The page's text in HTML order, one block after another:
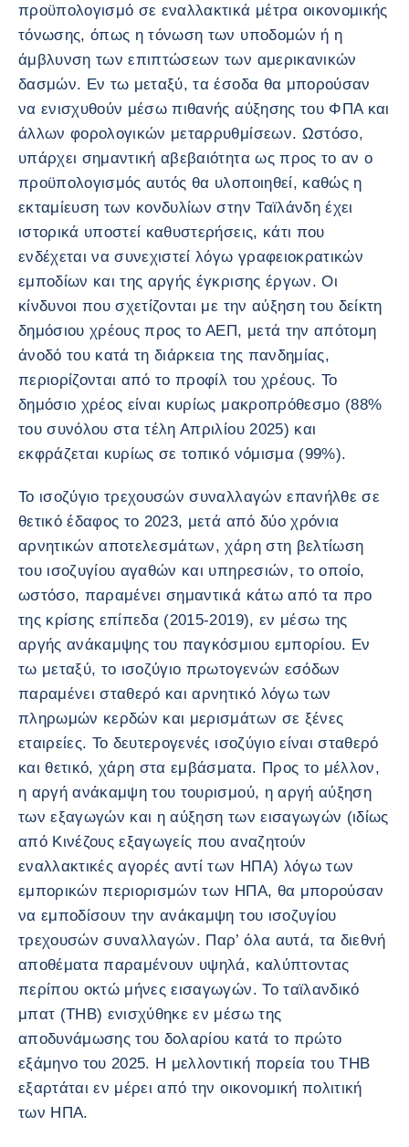
προϋπολογισμό σε εναλλακτικά μέτρα οικονομικής
τόνωσης, όπως η τόνωση των υποδομών ή η
άμβλυνση των επιπτώσεων των αμερικανικών
δασμών. Εν τω μεταξύ, τα έσοδα θα μπορούσαν
να ενισχυθούν μέσω πιθανής αύξησης του ΦΠΑ και
άλλων φορολογικών μεταρρυθμίσεων. Ωστόσο,
υπάρχει σημαντική αβεβαιότητα ως προς το αν ο
προϋπολογισμός αυτός θα υλοποιηθεί, καθώς η
εκταμίευση των κονδυλίων στην Ταϊλάνδη έχει
ιστορικά υποστεί καθυστερήσεις, κάτι που
ενδέχεται να συνεχιστεί λόγω γραφειοκρατικών
εμποδίων και της αργής έγκρισης έργων. Οι
κίνδυνοι που σχετίζονται με την αύξηση του δείκτη
δημόσιου χρέους προς το ΑΕΠ, μετά την απότομη
άνοδό του κατά τη διάρκεια της πανδημίας,
περιορίζονται από το προφίλ του χρέους. Το
δημόσιο χρέος είναι κυρίως μακροπρόθεσμο (88%
του συνόλου στα τέλη Απριλίου 2025) και
εκφράζεται κυρίως σε τοπικό νόμισμα (99%).
Το ισοζύγιο τρεχουσών συναλλαγών επανήλθε σε
θετικό έδαφος το 2023, μετά από δύο χρόνια
αρνητικών αποτελεσμάτων, χάρη στη βελτίωση
του ισοζυγίου αγαθών και υπηρεσιών, το οποίο,
ωστόσο, παραμένει σημαντικά κάτω από τα προ
της κρίσης επίπεδα (2015-2019), εν μέσω της
αργής ανάκαμψης του παγκόσμιου εμπορίου. Εν
τω μεταξύ, το ισοζύγιο πρωτογενών εσόδων
παραμένει σταθερό και αρνητικό λόγω των
πληρωμών κερδών και μερισμάτων σε ξένες
εταιρείες. Το δευτερογενές ισοζύγιο είναι σταθερό
και θετικό, χάρη στα εμβάσματα. Προς το μέλλον,
η αργή ανάκαμψη του τουρισμού, η αργή αύξηση
των εξαγωγών και η αύξηση των εισαγωγών (ιδίως
από Κινέζους εξαγωγείς που αναζητούν
εναλλακτικές αγορές αντί των ΗΠΑ) λόγω των
εμπορικών περιορισμών των ΗΠΑ, θα μπορούσαν
να εμποδίσουν την ανάκαμψη του ισοζυγίου
τρεχουσών συναλλαγών. Παρ’ όλα αυτά, τα διεθνή
αποθέματα παραμένουν υψηλά, καλύπτοντας
περίπου οκτώ μήνες εισαγωγών. Το ταϊλανδικό
μπατ (THB) ενισχύθηκε εν μέσω της
αποδυνάμωσης του δολαρίου κατά το πρώτο
εξάμηνο του 2025. Η μελλοντική πορεία του THB
εξαρτάται εν μέρει από την οικονομική πολιτική
των ΗΠΑ.